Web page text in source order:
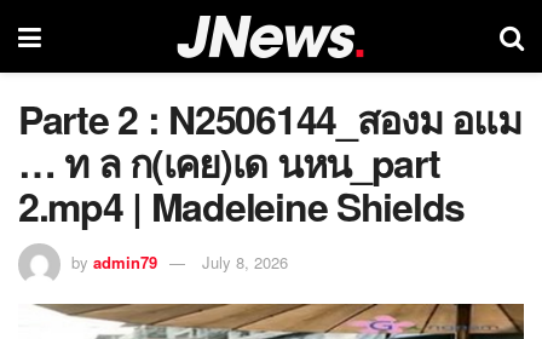
Parte 2 : N2506144_สองม อแม
… ท ล ก(เคย)เด นหน_part
2.mp4 | Madeleine Shields
by admin79 July 8, 2026